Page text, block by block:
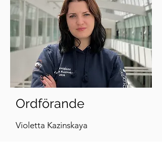
Ordförande
Violetta Kazinskaya